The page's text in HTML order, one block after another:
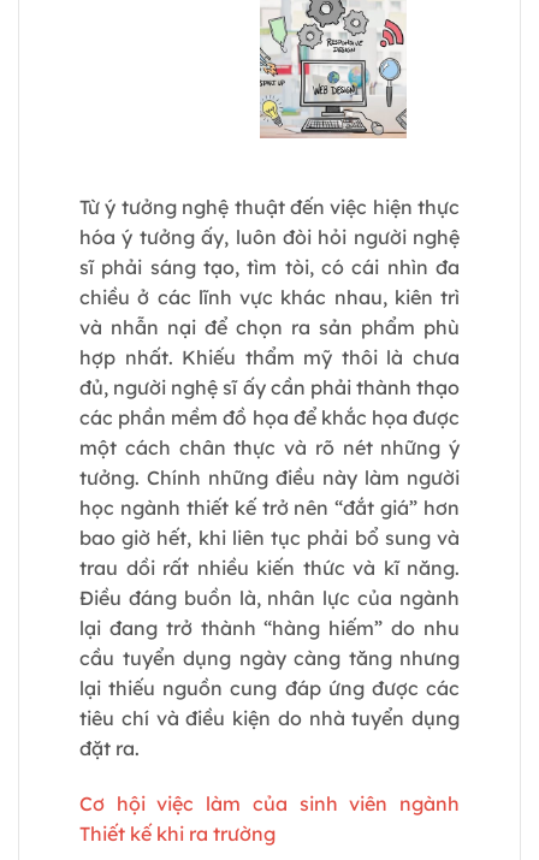
Từ ý tưởng nghệ thuật đến việc hiện thực
hóa ý tưởng ấy, luôn đòi hỏi người nghệ
sĩ phải sáng tạo, tìm tòi, có cái nhìn đa
chiều ở các lĩnh vực khác nhau, kiên trì
và nhẫn nại để chọn ra sản phẩm phù
hợp nhất. Khiếu thẩm mỹ thôi là chưa
đủ, người nghệ sĩ ấy cần phải thành thạo
các phần mềm đồ họa để khắc họa được
một cách chân thực và rõ nét những ý
tưởng. Chính những điều này làm người
học ngành thiết kế trở nên “đắt giá” hơn
bao giờ hết, khi liên tục phải bổ sung và
trau dồi rất nhiều kiến thức và kĩ năng.
Điều đáng buồn là, nhân lực của ngành
lại đang trở thành “hàng hiếm” do nhu
cầu tuyển dụng ngày càng tăng nhưng
lại thiếu nguồn cung đáp ứng được các
tiêu chí và điều kiện do nhà tuyển dụng
đặt ra.
Cơ hội việc làm của sinh viên ngành
Thiết kế khi ra trường